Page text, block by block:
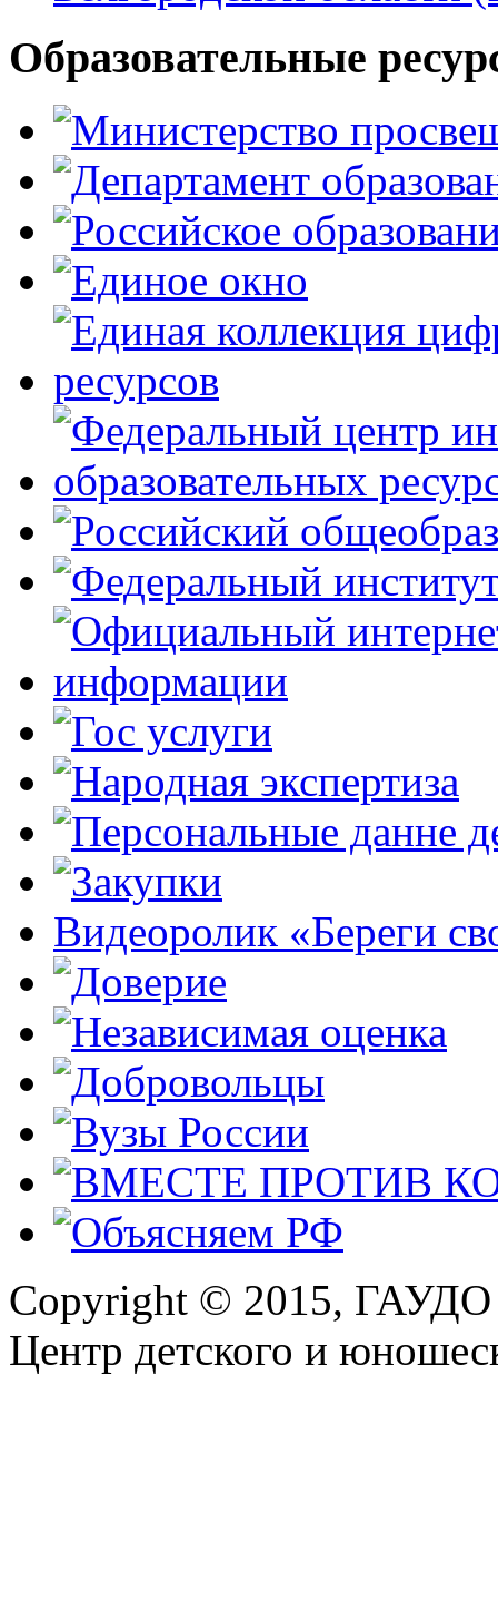
Образовательные
Видеоролик «Береги
Copyright © 2015, ГАУДО
Центр детского и